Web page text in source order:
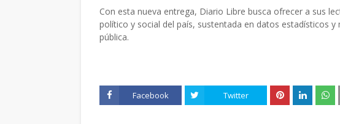
Con esta nueva entrega, Diario Libre busca ofrecer a sus
político y social del país, sustentada en datos estadísticos
pública.
Facebook Twitter